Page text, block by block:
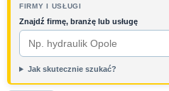
FIRMY I USŁUGI
Znajdź firmę, branżę lub usługę
Jak skutecznie szukać?